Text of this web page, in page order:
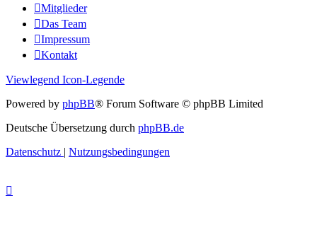
Mitglieder
Das Team
Impressum
Kontakt
Viewlegend Icon-Legende
Powered by phpBB® Forum Software © phpBB Limited
Deutsche Übersetzung durch phpBB.de
Datenschutz | Nutzungsbedingungen